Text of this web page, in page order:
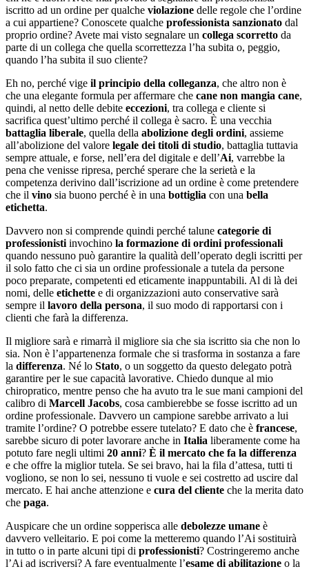
iscritto ad un ordine per qualche violazione delle regole che l’ordine
a cui appartiene? Conoscete qualche professionista sanzionato dal
proprio ordine? Avete mai visto segnalare un collega scorretto da
parte di un collega che quella scorrettezza l’ha subita o, peggio,
quando l’ha subita il suo cliente?
Eh no, perché vige il principio della colleganza, che altro non è
che una elegante formula per affermare che cane non mangia cane,
quindi, al netto delle debite eccezioni, tra collega e cliente si
sacrifica quest’ultimo perché il collega è sacro. È una vecchia
battaglia liberale, quella della abolizione degli ordini, assieme
all’abolizione del valore legale dei titoli di studio, battaglia tuttavia
sempre attuale, e forse, nell’era del digitale e dell’Ai, varrebbe la
pena che venisse ripresa, perché sperare che la serietà e la
competenza derivino dall’iscrizione ad un ordine è come pretendere
che il vino sia buono perché è in una bottiglia con una bella
etichetta.
Davvero non si comprende quindi perché talune categorie di
professionisti invochino la formazione di ordini professionali
quando nessuno può garantire la qualità dell’operato degli iscritti per
il solo fatto che ci sia un ordine professionale a tutela da persone
poco preparate, competenti ed eticamente inappuntabili. Al di là dei
nomi, delle etichette e di organizzazioni auto conservative sarà
sempre il lavoro della persona, il suo modo di rapportarsi con i
clienti che farà la differenza.
Il migliore sarà e rimarrà il migliore sia che sia iscritto sia che non lo
sia. Non è l’appartenenza formale che si trasforma in sostanza a fare
la differenza. Né lo Stato, o un soggetto da questo delegato potrà
garantire per le sue capacità lavorative. Chiedo dunque al mio
chiropratico, mentre penso che ha avuto tra le sue mani campioni del
calibro di Marcell Jacobs, cosa cambierebbe se fosse iscritto ad un
ordine professionale. Davvero un campione sarebbe arrivato a lui
tramite l’ordine? O potrebbe essere tutelato? E dato che è francese,
sarebbe sicuro di poter lavorare anche in Italia liberamente come ha
potuto fare negli ultimi 20 anni? È il mercato che fa la differenza
e che offre la miglior tutela. Se sei bravo, hai la fila d’attesa, tutti ti
vogliono, se non lo sei, nessuno ti vuole e sei costretto ad uscire dal
mercato. E hai anche attenzione e cura del cliente che la merita dato
che paga.
Auspicare che un ordine sopperisca alle debolezze umane è
davvero velleitario. E poi come la metteremo quando l’Ai sostituirà
in tutto o in parte alcuni tipi di professionisti? Costringeremo anche
l’Ai ad iscriversi? A fare eventualmente l’esame di abilitazione o la